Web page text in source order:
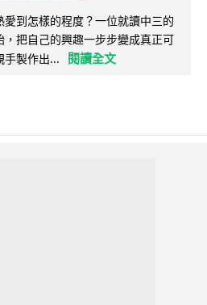
到怎樣的程度？一位就讀中三的
把自己的興趣一步步變成真正可
手製作出...
閱讀全文